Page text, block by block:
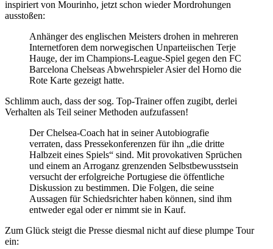
inspiriert von Mourinho, jetzt schon wieder Mordrohungen
ausstoßen:
Anhänger des englischen Meisters drohen in mehreren
Internetforen dem norwegischen Unparteiischen Terje
Hauge, der im Champions-League-Spiel gegen den FC
Barcelona Chelseas Abwehrspieler Asier del Horno die
Rote Karte gezeigt hatte.
Schlimm auch, dass der sog. Top-Trainer offen zugibt, derlei
Verhalten als Teil seiner Methoden aufzufassen!
Der Chelsea-Coach hat in seiner Autobiografie
verraten, dass Pressekonferenzen für ihn „die dritte
Halbzeit eines Spiels“ sind. Mit provokativen Sprüchen
und einem an Arroganz grenzenden Selbstbewusstsein
versucht der erfolgreiche Portugiese die öffentliche
Diskussion zu bestimmen. Die Folgen, die seine
Aussagen für Schiedsrichter haben können, sind ihm
entweder egal oder er nimmt sie in Kauf.
Zum Glück steigt die Presse diesmal nicht auf diese plumpe Tour
ein: